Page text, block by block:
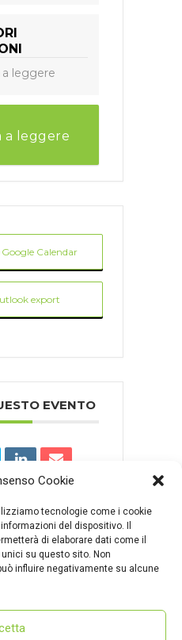
Cookie
tecnologie come i cookie
del dispositivo. Il
di elaborare dati come il
su questo sito. Non
influire negativamente su alcune
leggere
a leggere
Calendar
export
EVENTO